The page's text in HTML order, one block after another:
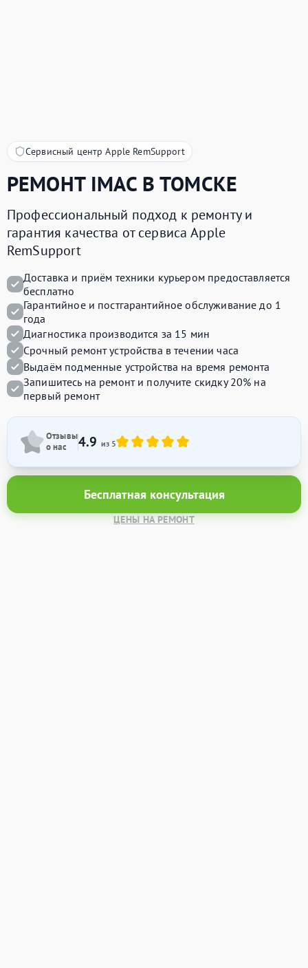
Сервисный центр Apple RemSupport
РЕМОНТ IMACВ ТОМСКЕ
Профессиональный подход к ремонту и
гарантия качества от сервиса Apple
RemSupport
Доставка и приём техники курьером предоставляется
бесплатно
Гарантийное и постгарантийное обслуживание до 1
года
Диагностика производится за 15 мин
Срочный ремонт устройства в течении часа
Выдаём подменные устройства на время ремонта
Запишитесь на ремонт и получите скидку 20% на
первый ремонт
Отзывы
о нас
4.9 из 5
Бесплатная консультация
ЦЕНЫ НА РЕМОНТ